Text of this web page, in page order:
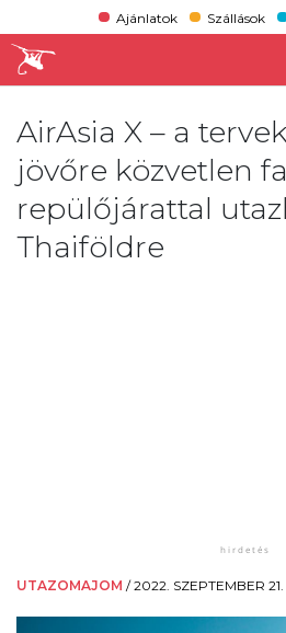
Ajánlatok Szállások
AirAsia X – a
jövőre közvetlen
repülőjárattal
Thaiföldre
UTAZOMAJOM /2022. SZEPTEMBER 21.